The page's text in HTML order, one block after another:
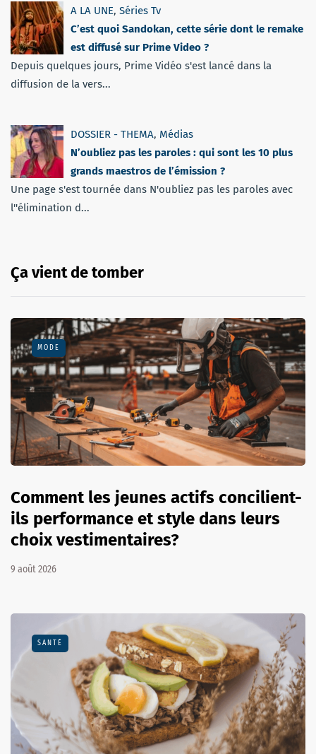
A LA UNE, Séries Tv
C’est quoi Sandokan, cette série dont le remake
est diffusé sur Prime Video ?
Depuis quelques jours, Prime Vidéo s'est lancé dans la
diffusion de la vers...
DOSSIER - THEMA, Médias
N’oubliez pas les paroles : qui sont les 10 plus
grands maestros de l’émission ?
Une page s'est tournée dans N'oubliez pas les paroles avec
l''élimination d...
Ça vient de tomber
MODE
Comment les jeunes actifs concilient-
ils performance et style dans leurs
choix vestimentaires?
9 août 2026
SANTÉ